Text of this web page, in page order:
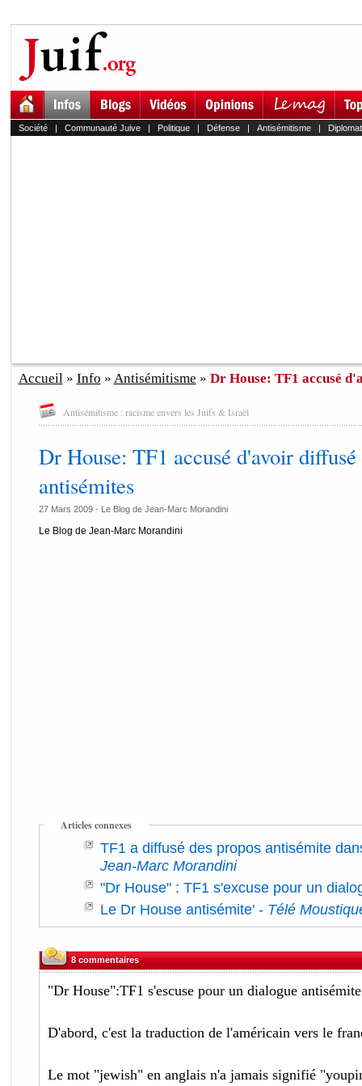
Société| Communauté Juive| Politique| Défense| Antisémitisme|
Accueil» Info » Antisémitisme » Dr House: TF1 accusé
Antisémitisme : racisme envers les Juifs & Israël
Dr House: TF1 accusé d'avoir diffusé
antisémites
27 Mars 2009 - Le Blog de Jean-Marc Morandini
Le Blog de Jean-Marc Morandini
Articles connexes
TF1 a diffusé des propos antisémite
Jean-Marc Morandini
"Dr House" : TF1 s'excuse pour un
Le Dr House antisémite'- Télé
8 commentaires
"Dr House":TF1 s'escuse pour un dialogue
D'abord, c'est la traduction de l'américain vers le
Le mot "jewish" en anglais n'a jamais signifié